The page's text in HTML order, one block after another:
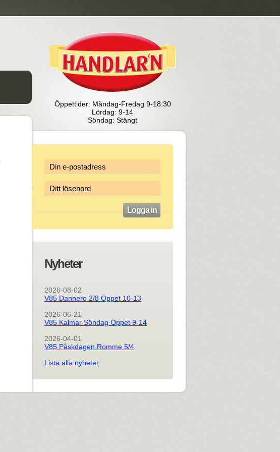
Öppettider: Måndag-Fredag 9-18:30
Lördag: 9-14
Söndag: Stängt
Nyheter
2026-08-02
V85 Dannero 2/8 Öppet 10-13
2026-06-21
V85 Kalmar Söndag Öppet 9-14
2026-04-01
V85 Påskdagen Romme 5/4
Lista alla nyheter